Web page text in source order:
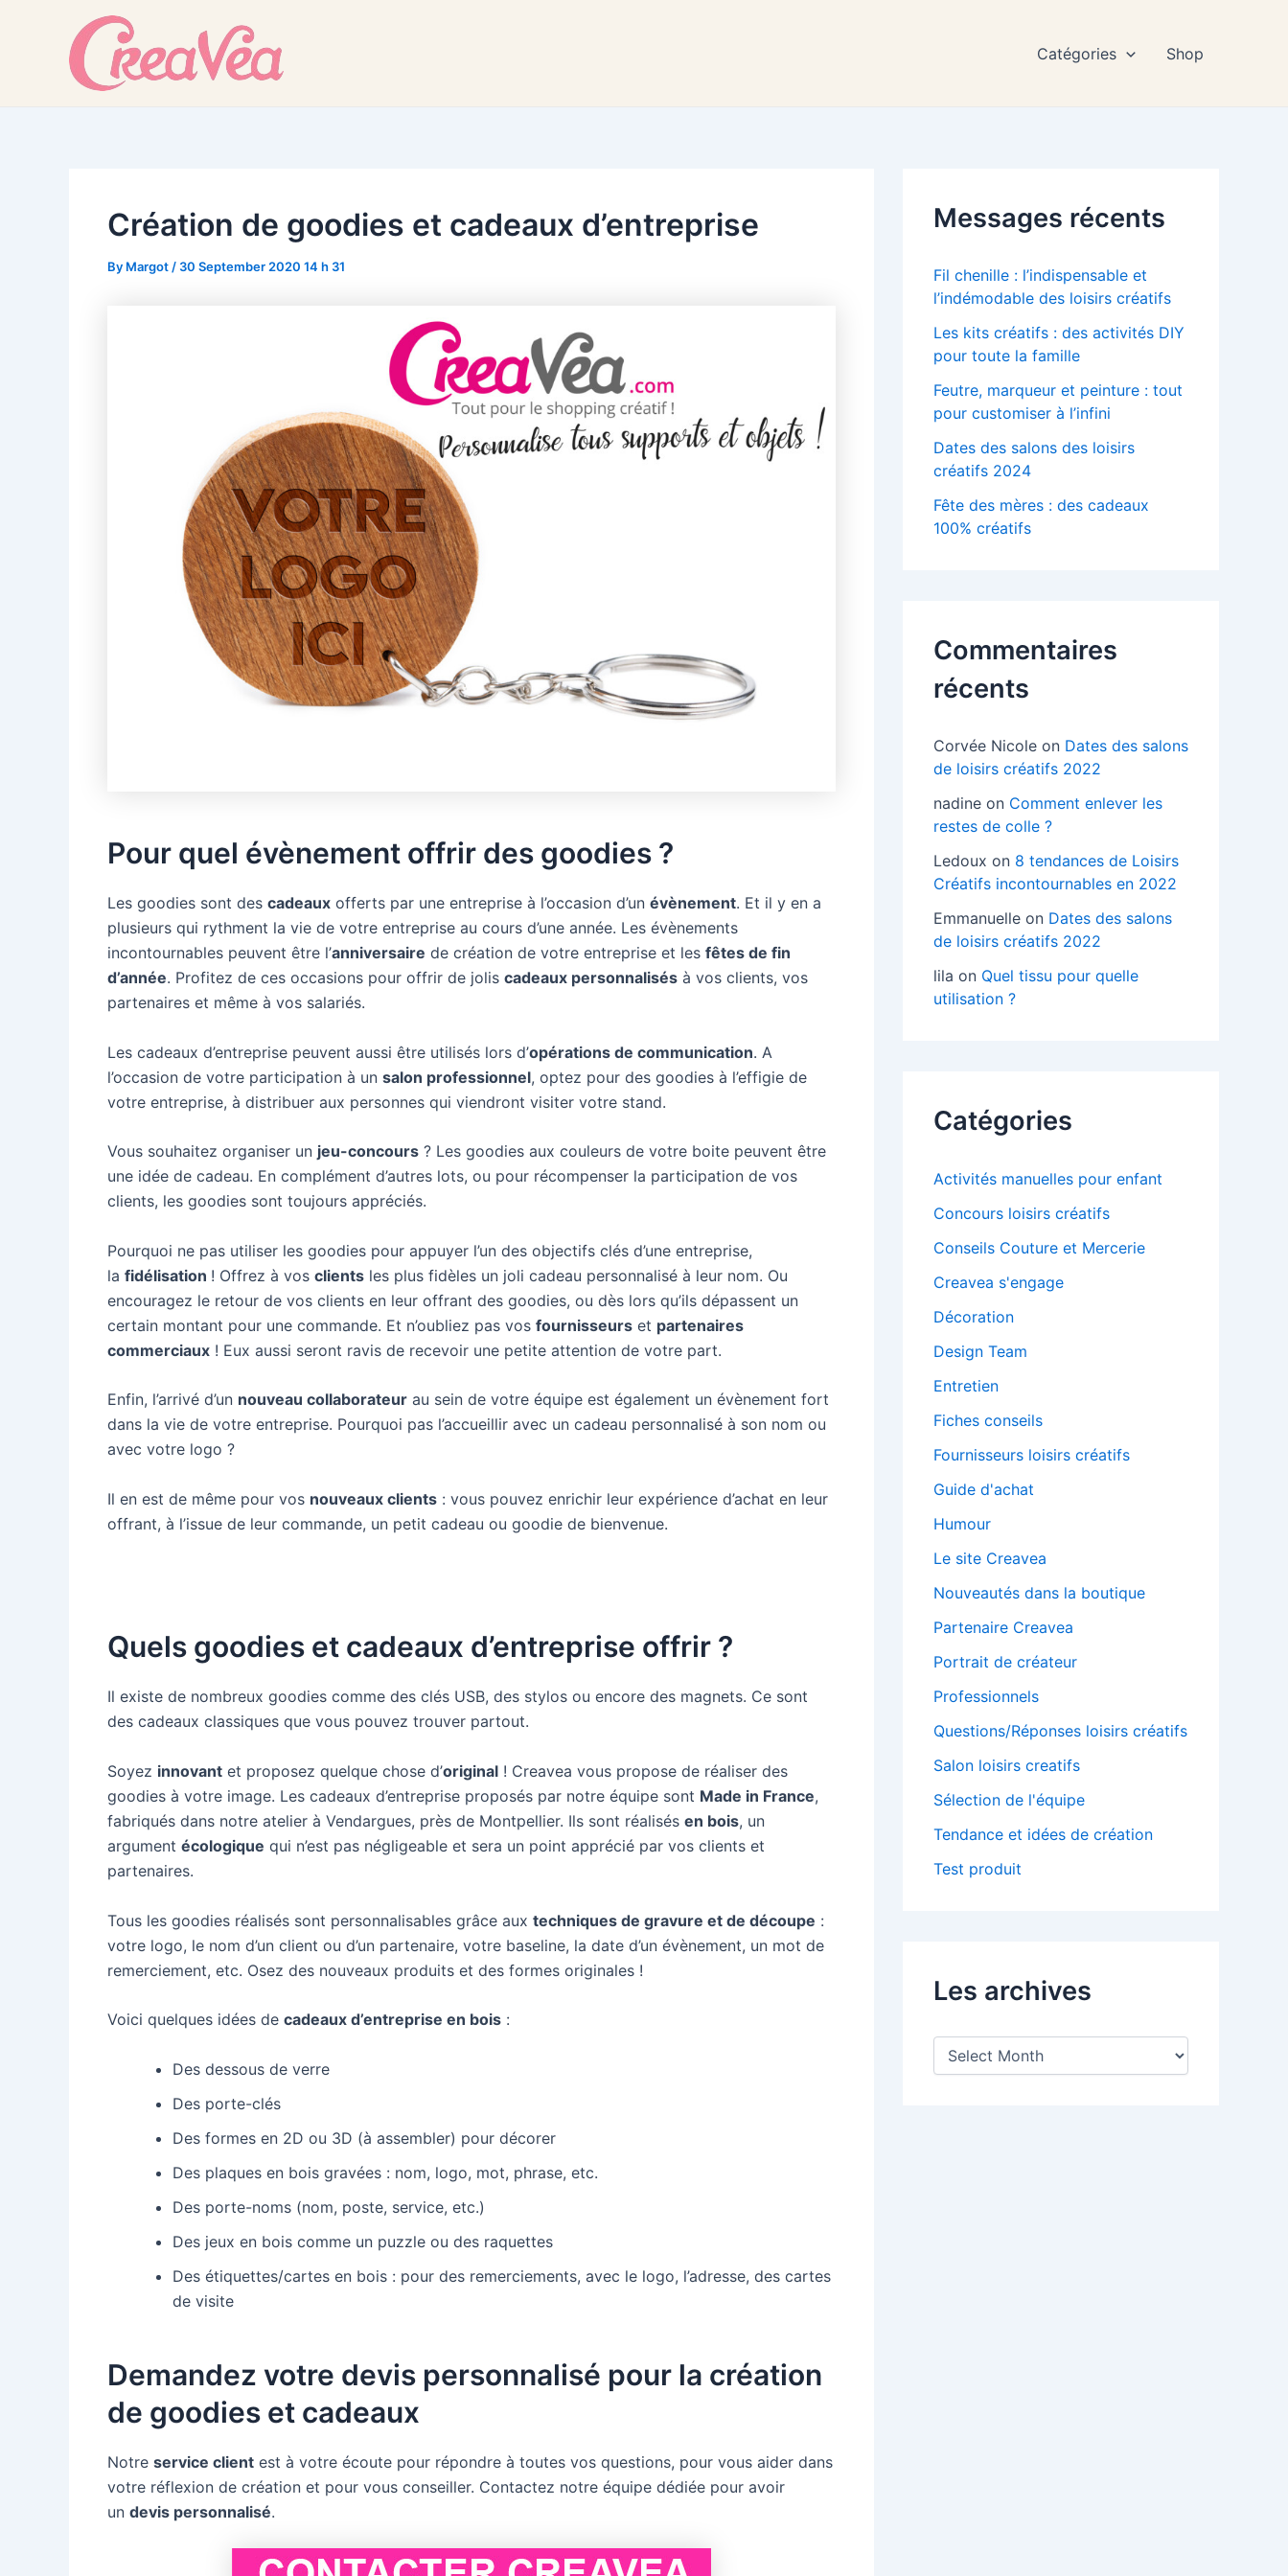
Catégories Shop
Création de goodies et cadeaux d’entreprise
By Margot / 30 September 2020 14 h 31
Pour quel évènement offrir des goodies ?
Les goodies sont des cadeaux offerts par une entreprise à l’occasion d’un évènement. Et il y en a
plusieurs qui rythment la vie de votre entreprise au cours d’une année. Les évènements
incontournables peuvent être l’anniversaire de création de votre entreprise et les fêtes de fin
d’année. Profitez de ces occasions pour offrir de jolis cadeaux personnalisés à vos clients, vos
partenaires et même à vos salariés.
Les cadeaux d’entreprise peuvent aussi être utilisés lors d’opérations de communication. A
l’occasion de votre participation à un salon professionnel, optez pour des goodies à l’effigie de
votre entreprise, à distribuer aux personnes qui viendront visiter votre stand.
Vous souhaitez organiser un jeu-concours ? Les goodies aux couleurs de votre boite peuvent être
une idée de cadeau. En complément d’autres lots, ou pour récompenser la participation de vos
clients, les goodies sont toujours appréciés.
Pourquoi ne pas utiliser les goodies pour appuyer l’un des objectifs clés d’une entreprise,
la fidélisation ! Offrez à vos clients les plus fidèles un joli cadeau personnalisé à leur nom. Ou
encouragez le retour de vos clients en leur offrant des goodies, ou dès lors qu’ils dépassent un
certain montant pour une commande. Et n’oubliez pas vos fournisseurs et partenaires
commerciaux ! Eux aussi seront ravis de recevoir une petite attention de votre part.
Enfin, l’arrivé d’un nouveau collaborateur au sein de votre équipe est également un évènement fort
dans la vie de votre entreprise. Pourquoi pas l’accueillir avec un cadeau personnalisé à son nom ou
avec votre logo ?
Il en est de même pour vos nouveaux clients : vous pouvez enrichir leur expérience d’achat en leur
offrant, à l’issue de leur commande, un petit cadeau ou goodie de bienvenue.
Quels goodies et cadeaux d’entreprise offrir ?
Il existe de nombreux goodies comme des clés USB, des stylos ou encore des magnets. Ce sont
des cadeaux classiques que vous pouvez trouver partout.
Soyez innovant et proposez quelque chose d’original ! Creavea vous propose de réaliser des
goodies à votre image. Les cadeaux d’entreprise proposés par notre équipe sont Made in France,
fabriqués dans notre atelier à Vendargues, près de Montpellier. Ils sont réalisés en bois, un
argument écologique qui n’est pas négligeable et sera un point apprécié par vos clients et
partenaires.
Tous les goodies réalisés sont personnalisables grâce aux techniques de gravure et de découpe :
votre logo, le nom d’un client ou d’un partenaire, votre baseline, la date d’un évènement, un mot de
remerciement, etc. Osez des nouveaux produits et des formes originales !
Voici quelques idées de cadeaux d’entreprise en bois :
Des dessous de verre
Des porte-clés
Des formes en 2D ou 3D (à assembler) pour décorer
Des plaques en bois gravées : nom, logo, mot, phrase, etc.
Des porte-noms (nom, poste, service, etc.)
Des jeux en bois comme un puzzle ou des raquettes
Des étiquettes/cartes en bois : pour des remerciements, avec le logo, l’adresse, des cartes
de visite
Demandez votre devis personnalisé pour la création
de goodies et cadeaux
Notre service client est à votre écoute pour répondre à toutes vos questions, pour vous aider dans
votre réflexion de création et pour vous conseiller. Contactez notre équipe dédiée pour avoir
un devis personnalisé.
Messages récents
Fil chenille : l’indispensable et
l’indémodable des loisirs créatifs
Les kits créatifs : des activités DIY
pour toute la famille
Feutre, marqueur et peinture : tout
pour customiser à l’infini
Dates des salons des loisirs
créatifs 2024
Fête des mères : des cadeaux
100% créatifs
Commentaires
récents
Corvée Nicole on Dates des salons
de loisirs créatifs 2022
nadine on Comment enlever les
restes de colle ?
Ledoux on 8 tendances de Loisirs
Créatifs incontournables en 2022
Emmanuelle on Dates des salons
de loisirs créatifs 2022
lila on Quel tissu pour quelle
utilisation ?
Catégories
Activités manuelles pour enfant
Concours loisirs créatifs
Conseils Couture et Mercerie
Creavea s'engage
Décoration
Design Team
Entretien
Fiches conseils
Fournisseurs loisirs créatifs
Guide d'achat
Humour
Le site Creavea
Nouveautés dans la boutique
Partenaire Creavea
Portrait de créateur
Professionnels
Questions/Réponses loisirs créatifs
Salon loisirs creatifs
Sélection de l'équipe
Tendance et idées de création
Test produit
Les archives
L